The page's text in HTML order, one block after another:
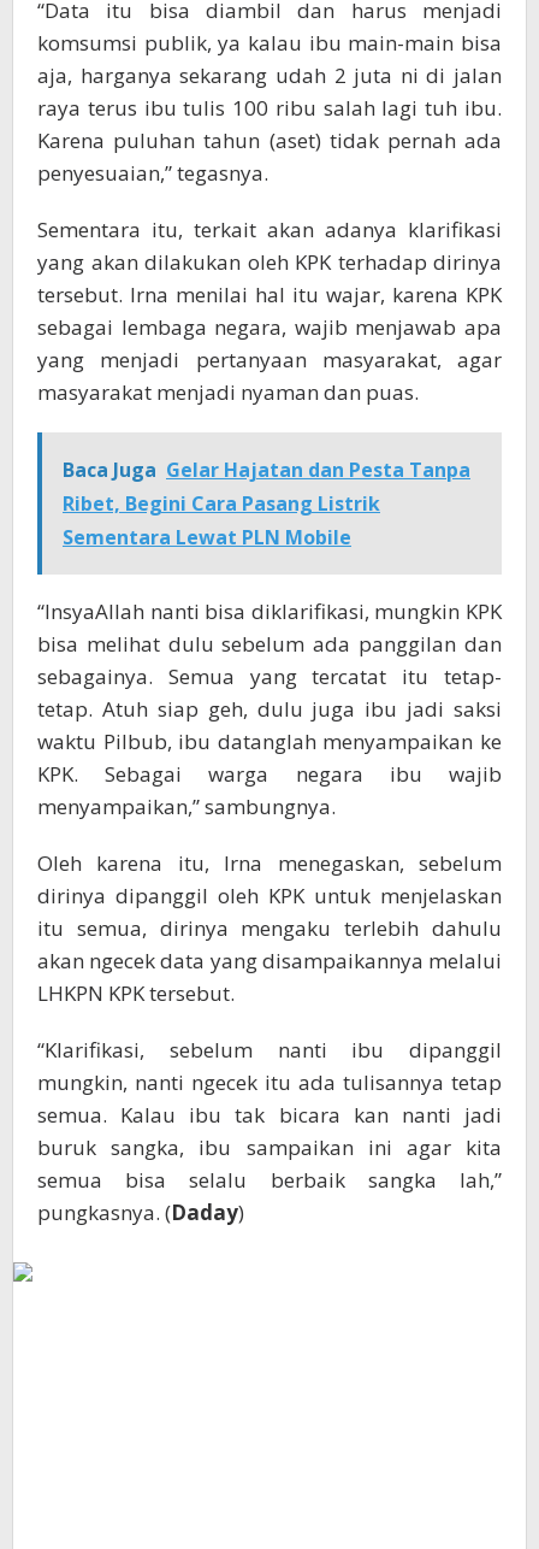
“Data itu bisa diambil dan harus menjadi
komsumsi publik, ya kalau ibu main-main bisa
aja, harganya sekarang udah 2 juta ni di jalan
raya terus ibu tulis 100 ribu salah lagi tuh ibu.
Karena puluhan tahun (aset) tidak pernah ada
penyesuaian,” tegasnya.
Sementara itu, terkait akan adanya klarifikasi
yang akan dilakukan oleh KPK terhadap dirinya
tersebut. Irna menilai hal itu wajar, karena KPK
sebagai lembaga negara, wajib menjawab apa
yang menjadi pertanyaan masyarakat, agar
masyarakat menjadi nyaman dan puas.
Baca Juga Gelar Hajatan dan Pesta Tanpa
Ribet, Begini Cara Pasang Listrik
Sementara Lewat PLN Mobile
“InsyaAllah nanti bisa diklarifikasi, mungkin KPK
bisa melihat dulu sebelum ada panggilan dan
sebagainya. Semua yang tercatat itu tetap-
tetap. Atuh siap geh, dulu juga ibu jadi saksi
waktu Pilbub, ibu datanglah menyampaikan ke
KPK. Sebagai warga negara ibu wajib
menyampaikan,” sambungnya.
Oleh karena itu, Irna menegaskan, sebelum
dirinya dipanggil oleh KPK untuk menjelaskan
itu semua, dirinya mengaku terlebih dahulu
akan ngecek data yang disampaikannya melalui
LHKPN KPK tersebut.
“Klarifikasi, sebelum nanti ibu dipanggil
mungkin, nanti ngecek itu ada tulisannya tetap
semua. Kalau ibu tak bicara kan nanti jadi
buruk sangka, ibu sampaikan ini agar kita
semua bisa selalu berbaik sangka lah,”
pungkasnya. (Daday)